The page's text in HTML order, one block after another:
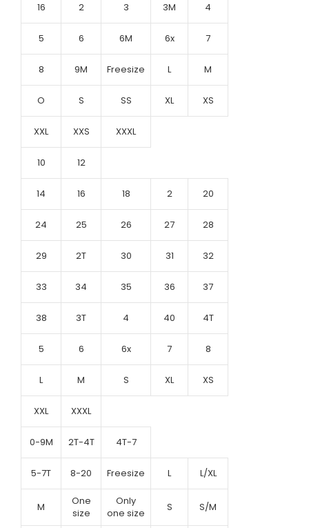
16 2 3 3M 4
5 6 6M 6x 7
8 9M Freesize L M
O S SS XL XS
XXL XXS XXXL
10 12
14 16 18 2 20
24 25 26 27 28
29 2T 30 31 32
33 34 35 36 37
38 3T 4 40 4T
5 6 6x 7 8
L M S XL XS
XXL XXXL
0-9M 2T-4T 4T-7
5-7T 8-20 Freesize L L/XL
M
One
size
Only
one size
S S/M